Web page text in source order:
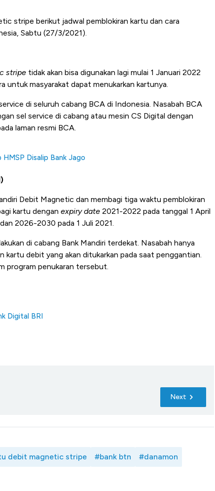
stripe berikut jadwal pemblokiran kartu dan cara
Sabtu (27/3/2021).
stripe tidak akan bisa digunakan lagi mulai 1 Januari 2022
untuk masyarakat dapat menukarkan kartunya.
di seluruh cabang BCA di Indonesia. Nasabah BCA
sel service di cabang atau mesin CS Digital dengan
laman resmi BCA.
Disalip Bank Jago
Debit Magnetic dan membagi tiga waktu pemblokiran
kartu dengan expiry date 2021-2022 pada tanggal 1 April
2026-2030 pada 1 Juli 2021.
di cabang Bank Mandiri terdekat. Nasabah hanya
kartu debit yang akan ditukarkan pada saat penggantian.
program penukaran tersebut.
Digital BRI
Next
debit magnetic stripe #bank btn #danamon
Ada Kabar
Harga Emas Jatuh Usai Terbang 3 Hari,